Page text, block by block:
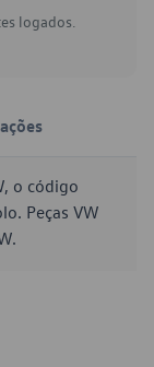
logados.
o código
Peças VW